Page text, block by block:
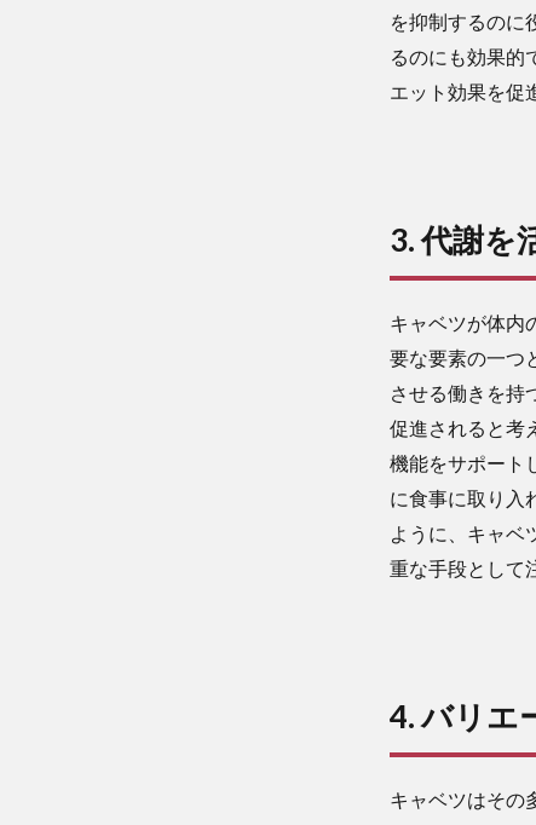
を抑制するのに
るのにも効果的
エット効果を促
3. 代謝を
キャベツが体内
要な要素の一つ
させる働きを持
促進されると考
機能をサポート
に食事に取り入
ように、キャベ
重な手段として
4. バリエ
キャベツはその